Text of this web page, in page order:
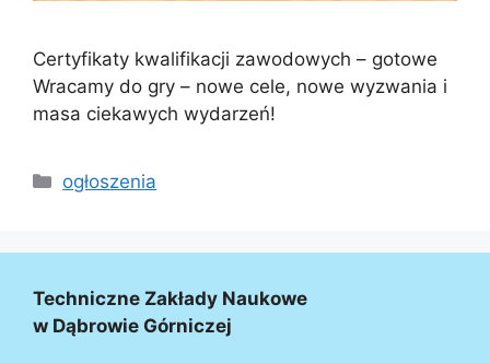
Certyfikaty kwalifikacji zawodowych – gotowe
Wracamy do gry – nowe cele, nowe wyzwania i
masa ciekawych wydarzeń!
ogłoszenia
Techniczne Zakłady Naukowe
w Dąbrowie Górniczej